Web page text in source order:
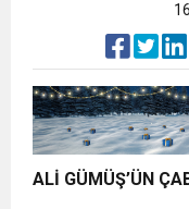
ALİ GÜMÜŞ’ÜN